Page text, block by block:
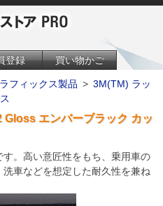
登録 買い物かご
フィックス製品 > 3M(TM) ラッ
Gloss エンバーブラック カッ
。高い意匠性をもち、乗用車の
車などを想定した耐久性を兼ね